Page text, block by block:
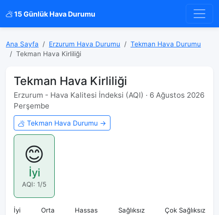
15 Günlük Hava Durumu
Ana Sayfa Erzurum Hava Durumu
Tekman Hava Durumu
Tekman Hava Kirliliği
Tekman Hava Kirliliği
Erzurum - Hava Kalitesi İndeksi (AQI) · 6 Ağustos 2026
Perşembe
Tekman Hava Durumu →
😊
İyi
AQI: 1/5
İyi Orta Hassas Sağlıksız Çok Sağlıksız